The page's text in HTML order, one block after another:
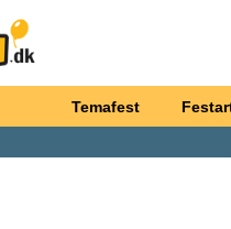
Temafest